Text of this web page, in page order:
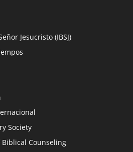
Jesucristo (IBSJ)
Society
Biblical Counseling